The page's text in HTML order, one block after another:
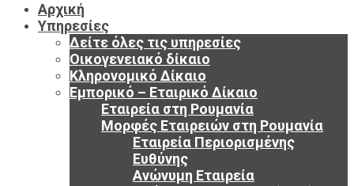
Αρχική
Υπηρεσίες
Δείτε όλες τις υπηρεσίες
Οικογενειακό δίκαιο
Κληρονομικό Δίκαιο
Εμπορικό – Εταιρικό Δίκαιο
Εταιρεία στη Ρουμανία
Μορφές Εταιρειών στη Ρουμανία
Εταιρεία Περιορισμένης
Ευθύνης
Ανώνυμη Εταιρεία